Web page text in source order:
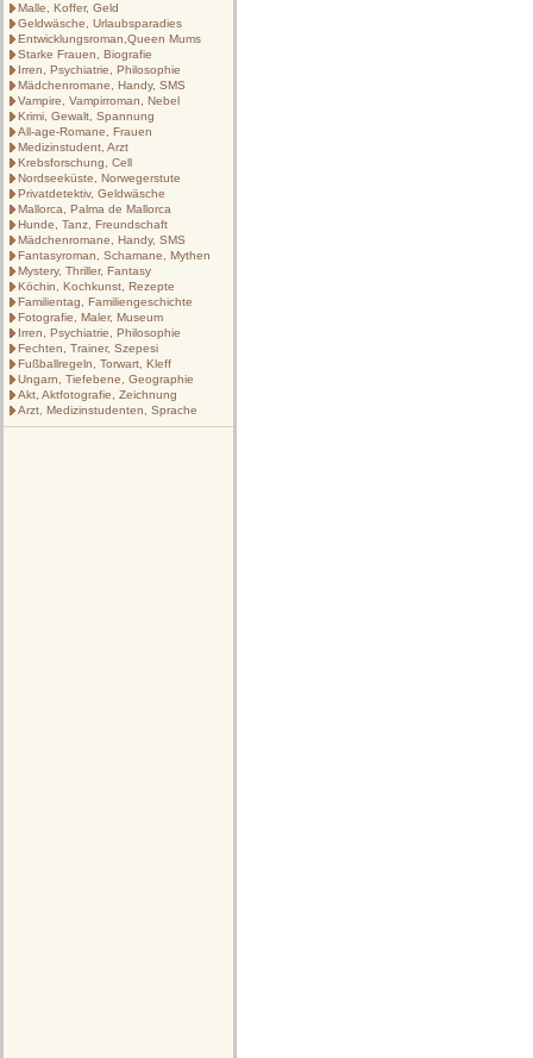
Malle, Koffer, Geld
Geldwäsche, Urlaubsparadies
Entwicklungsroman,Queen Mums
Starke Frauen, Biografie
Irren, Psychiatrie, Philosophie
Mädchenromane, Handy, SMS
Vampire, Vampirroman, Nebel
Krimi, Gewalt, Spannung
All-age-Romane, Frauen
Medizinstudent, Arzt
Krebsforschung, Cell
Nordseeküste, Norwegerstute
Privatdetektiv, Geldwäsche
Mallorca, Palma de Mallorca
Hunde, Tanz, Freundschaft
Mädchenromane, Handy, SMS
Fantasyroman, Schamane, Mythen
Mystery, Thriller, Fantasy
Köchin, Kochkunst, Rezepte
Familientag, Familiengeschichte
Fotografie, Maler, Museum
Irren, Psychiatrie, Philosophie
Fechten, Trainer, Szepesi
Fußballregeln, Torwart, Kleff
Ungarn, Tiefebene, Geographie
Akt, Aktfotografie, Zeichnung
Arzt, Medizinstudenten, Sprache